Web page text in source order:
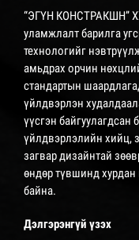
“ЭГҮН КОНСТРАКШН”
уламжлалт барилга
технологийг
амьдрах орчин
стандартын
үйлдвэрлэн
үүсгэн байгуулагдсан
үйлдвэрлэлийн хийц,
загвар дизайнтай
өндөр түвшинд
байна.
Дэлгэрэнгүй үзэх